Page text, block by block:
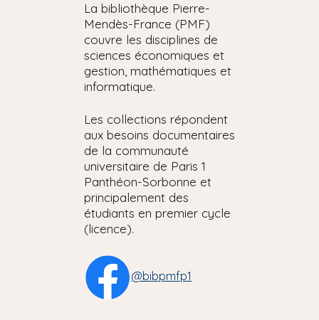
La bibliothèque Pierre-
Mendès-France (PMF)
couvre les disciplines de
sciences économiques et
gestion, mathématiques et
informatique.
Les collections répondent
aux besoins documentaires
de la communauté
universitaire de Paris 1
Panthéon-Sorbonne et
principalement des
étudiants en premier cycle
(licence).
@bibpmfp1